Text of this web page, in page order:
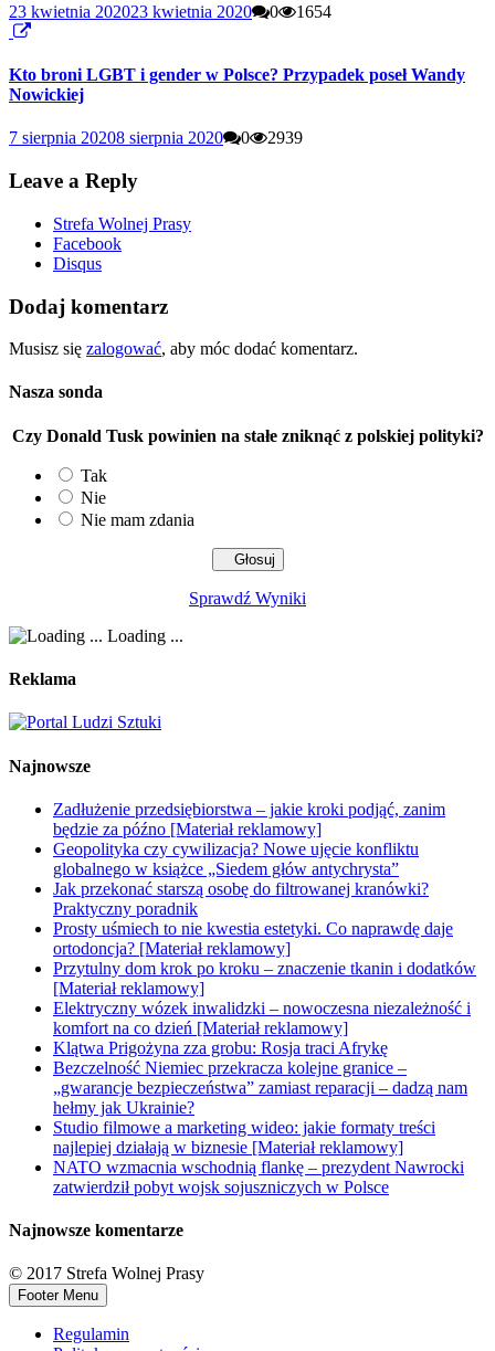
23 kwietnia 202023 kwietnia 2020 0 1654
Kto broni LGBT i gender w Polsce? Przypadek poseł Wandy
Nowickiej
7 sierpnia 20208 sierpnia 2020 0 2939
Leave a Reply
Strefa Wolnej Prasy
Facebook
Disqus
Dodaj komentarz
Musisz się zalogować, aby móc dodać komentarz.
Nasza sonda
Czy Donald Tusk powinien na stałe zniknąć z polskiej polityki?
Tak
Nie
Nie mam zdania
Sprawdź Wyniki
Loading ...
Reklama
Najnowsze
Zadłużenie przedsiębiorstwa – jakie kroki podjąć, zanim
będzie za późno [Materiał reklamowy]
Geopolityka czy cywilizacja? Nowe ujęcie konfliktu
globalnego w książce „Siedem głów antychrysta”
Jak przekonać starszą osobę do filtrowanej kranówki?
Praktyczny poradnik
Prosty uśmiech to nie kwestia estetyki. Co naprawdę daje
ortodoncja? [Materiał reklamowy]
Przytulny dom krok po kroku – znaczenie tkanin i dodatków
[Materiał reklamowy]
Elektryczny wózek inwalidzki – nowoczesna niezależność i
komfort na co dzień [Materiał reklamowy]
Klątwa Prigożyna zza grobu: Rosja traci Afrykę
Bezczelność Niemiec przekracza kolejne granice –
„gwarancje bezpieczeństwa” zamiast reparacji – dadzą nam
hełmy jak Ukrainie?
Studio filmowe a marketing wideo: jakie formaty treści
najlepiej działają w biznesie [Materiał reklamowy]
NATO wzmacnia wschodnią flankę – prezydent Nawrocki
zatwierdził pobyt wojsk sojuszniczych w Polsce
Najnowsze komentarze
© 2017 Strefa Wolnej Prasy
Footer Menu
Regulamin